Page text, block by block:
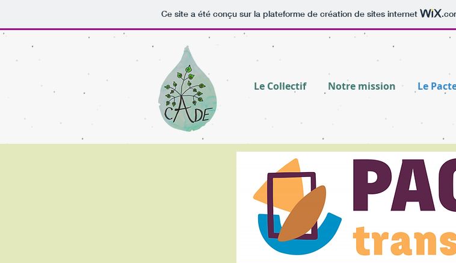
Ce site a été conçu sur la plateforme de création de sites internet
Le Collectif Notre mission Le